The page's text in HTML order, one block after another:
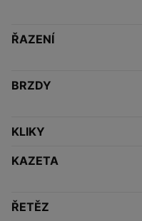
ŘAZENÍ
BRZDY
KLIKY
KAZETA
ŘETĚZ